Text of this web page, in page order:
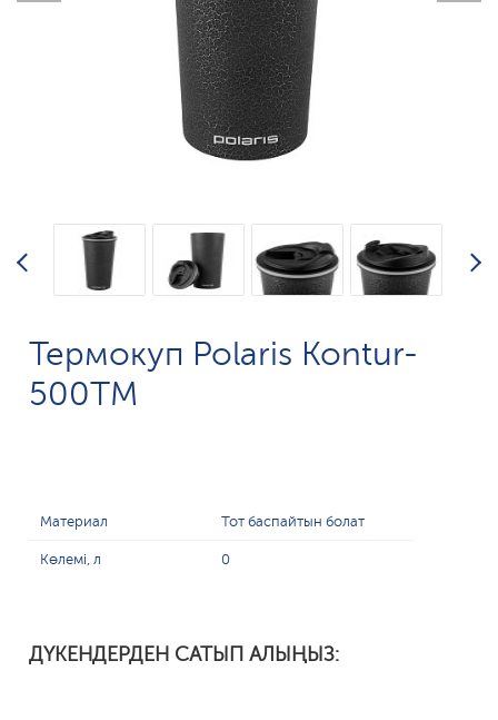
Термокуп Polaris Kontur-
500TM
Материал Тот баспайтын болат
Көлемі, л 0
ДҮКЕНДЕРДЕН САТЫП АЛЫҢЫЗ: